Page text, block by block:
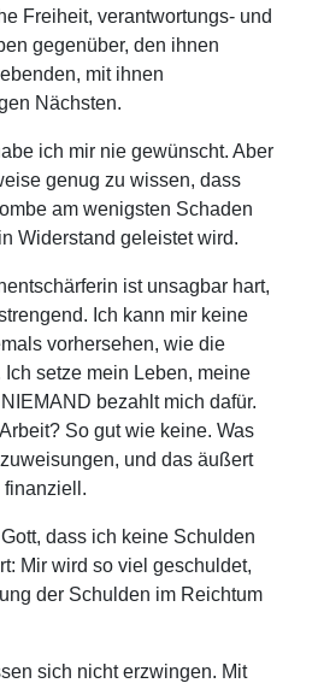
Freiheit, verantwortungs- und
gegenüber, den ihnen
mit ihnen
Nächsten.
ich mir nie gewünscht. Aber
genug zu wissen, dass
am wenigsten Schaden
Widerstand geleistet wird.
ist unsagbar hart,
Ich kann mir keine
vorhersehen, wie die
Ich setze mein Leben, meine
bezahlt mich dafür.
So gut wie keine. Was
und das äußert
finanziell.
dass ich keine Schulden
Mir wird so viel geschuldet,
der Schulden im Reichtum
sich nicht erzwingen. Mit